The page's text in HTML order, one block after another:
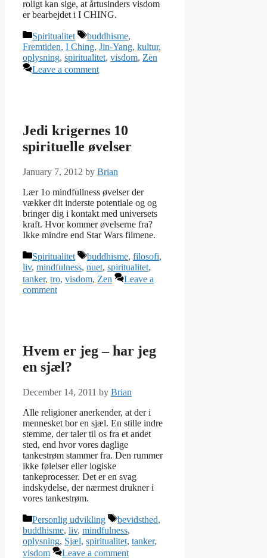
roligt kan sige, at årtusinders visdom
er bearbejdet i I CHING.
Categories
Spiritualitet Tags
buddhisme,
Fremtiden, I Ching, Jin-Yang, kultur,
oplysning, spiritualitet, visdom, Zen
Leave a comment
Jedi krigernes 10
spirituelle øvelser
January 7, 2012 by Brian
Lær 1o mindfullness øvelser der
vækker dit inderste potentiale og og
bringer dig i kontakt med universets
kraft. Hvor kommer øvelserne fra?
Ikke mindre end Star Wars filmene.
Categories
Spiritualitet Tags
buddhisme, filosofi,
liv, mindfulness, nuet, spiritualitet,
tanker, tro, visdom, Zen
Leave a
comment
Hvem er jeg – har jeg
en sjæl?
December 14, 2011 by Brian
Alle religioner anerkender, at der i
mennesket bor en sjæl. En stille indre
stemme, der taler til os fra et andet
sted, end hvor vores daglige
tankestrøm stammer fra. Den rummer
ikke følelser eller logiske
tankeprocesser. Det er en svag
indskydelse, der nærmest drukner i
vores tankestrøm.
Categories
Personlig udvikling Tags
bevidsthed,
buddhisme, liv, mindfulness,
oplysning, Sjæl, spiritualitet, tanker,
visdom
Leave a comment